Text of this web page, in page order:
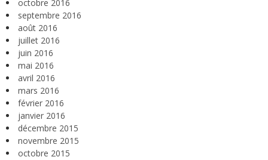
octobre 2016
septembre 2016
août 2016
juillet 2016
juin 2016
mai 2016
avril 2016
mars 2016
février 2016
janvier 2016
décembre 2015
novembre 2015
octobre 2015